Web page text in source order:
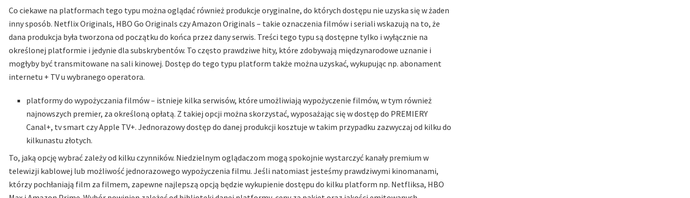
Co ciekawe na platformach tego typu można oglądać również produkcje oryginalne, do których dostępu nie uzyska się w żaden
inny sposób. Netflix Originals, HBO Go Originals czy Amazon Originals – takie oznaczenia filmów i seriali wskazują na to, że
dana produkcja była tworzona od początku do końca przez dany serwis. Treści tego typu są dostępne tylko i wyłącznie na
określonej platformie i jedynie dla subskrybentów. To często prawdziwe hity, które zdobywają międzynarodowe uznanie i
mogłyby być transmitowane na sali kinowej. Dostęp do tego typu platform także można uzyskać, wykupując np. abonament
internetu + TV u wybranego operatora.
platformy do wypożyczania filmów – istnieje kilka serwisów, które umożliwiają wypożyczenie filmów, w tym również
najnowszych premier, za określoną opłatą. Z takiej opcji można skorzystać, wyposażając się w dostęp do PREMIERY
Canal+, tv smart czy Apple TV+. Jednorazowy dostęp do danej produkcji kosztuje w takim przypadku zazwyczaj od kilku do
kilkunastu złotych.
To, jaką opcję wybrać zależy od kilku czynników. Niedzielnym oglądaczom mogą spokojnie wystarczyć kanały premium w
telewizji kablowej lub możliwość jednorazowego wypożyczenia filmu. Jeśli natomiast jesteśmy prawdziwymi kinomanami,
którzy pochłaniają film za filmem, zapewne najlepszą opcją będzie wykupienie dostępu do kilku platform np. Netfliksa, HBO